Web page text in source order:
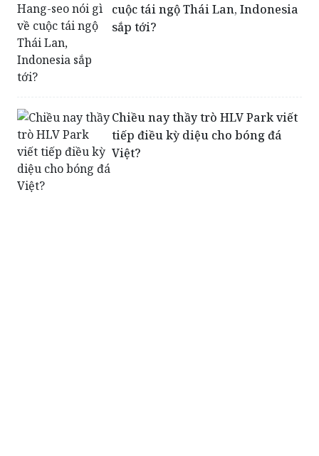
cuộc tái ngộ Thái Lan, Indonesia
sắp tới?
Chiều nay thầy trò HLV Park viết
tiếp điều kỳ diệu cho bóng đá
Việt?